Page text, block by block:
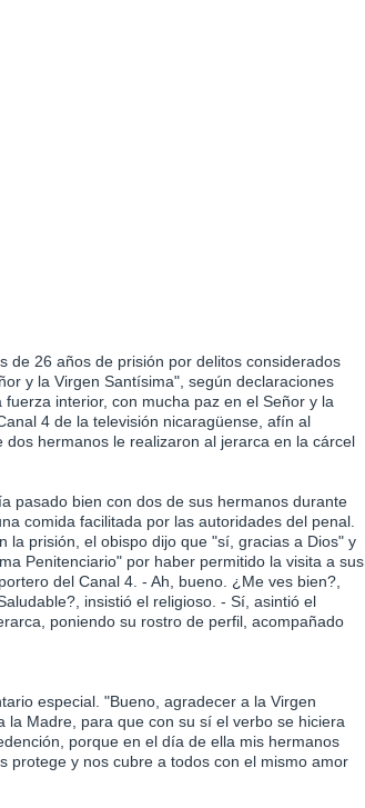
de 26 años de prisión por delitos considerados
y la Virgen Santísima", según declaraciones
interior, con mucha paz en el Señor y la
4 de la televisión nicaragüense, afín al
hermanos le realizaron al jerarca en la cárcel
pasado bien con dos de sus hermanos durante
comida facilitada por las autoridades del penal.
la prisión, el obispo dijo que "sí, gracias a Dios" y
Penitenciario" por haber permitido la visita a sus
del Canal 4. - Ah, bueno. ¿Me ves bien?,
insistió el religioso. - Sí, asintió el
poniendo su rostro de perfil, acompañado
especial. "Bueno, agradecer a la Virgen
Madre, para que con su sí el verbo se hiciera
porque en el día de ella mis hermanos
protege y nos cubre a todos con el mismo amor